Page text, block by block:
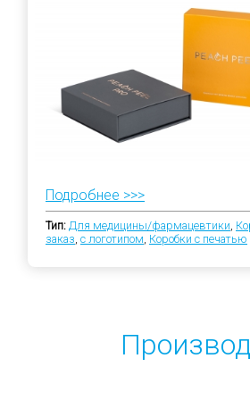
Подробнее >>>
Тип: Для медицины/фармацевтики,
заказ, с логотипом, Коробки с печатью